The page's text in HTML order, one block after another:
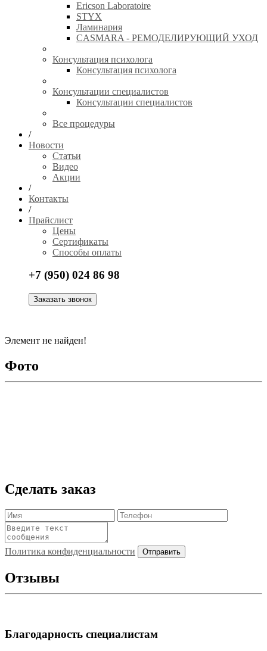
Ericson Laboratoire
STYX
Ламинария
CASMARA - РЕМОДЕЛИРУЮЩИЙ УХОД
Консультация психолога
Консультация психолога
Консультации специалистов
Консультации специалистов
Все процедуры
/
Новости
Статьи
Видео
Акции
/
Контакты
/
Прайслист
Цены
Сертификаты
Способы оплаты
+7 (950) 024 86 98
Заказать звонок
Элемент не найден!
Фото
Сделать заказ
Политика конфиденциальности
Отзывы
Благодарность специалистам